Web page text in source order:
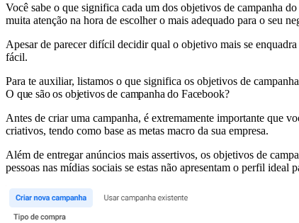
Você sabe o que significa cada um dos objetivos de campanha do
muita atenção na hora de escolher o mais adequado para o seu
Apesar de parecer difícil decidir qual o objetivo mais se
fácil.
Para te auxiliar, listamos o que significa os objetivos de
O que são os objetivos de campanha do Facebook?
Antes de criar uma campanha, é extremamente importante que
criativos, tendo como base as metas macro da sua empresa.
Além de entregar anúncios mais assertivos, os objetivos de
pessoas nas mídias sociais se estas não apresentam o perfil ideal